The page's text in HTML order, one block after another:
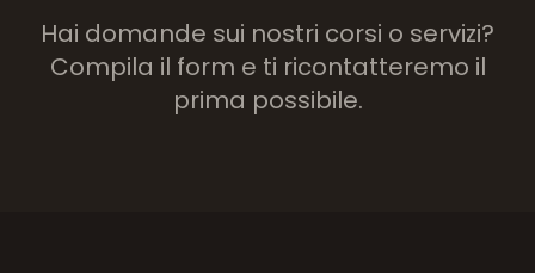
Hai domande sui nostri corsi o servizi?
Compila il form e ti ricontatteremo il
prima possibile.